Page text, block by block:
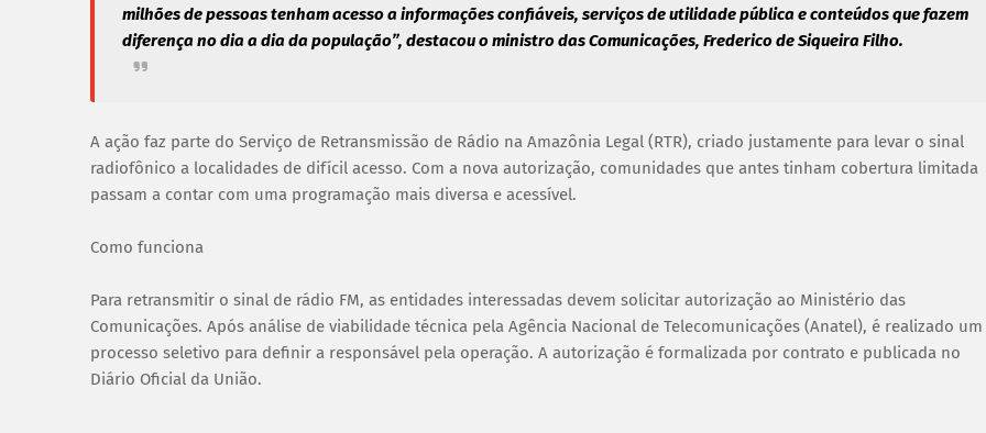
milhões de pessoas tenham acesso a informações confiáveis, serviços de utilidade pública e conteúdos que fazem
diferença no dia a dia da população”, destacou o ministro das Comunicações, Frederico de Siqueira Filho.
A ação faz parte do Serviço de Retransmissão de Rádio na Amazônia Legal (RTR), criado justamente para levar o sinal
radiofônico a localidades de difícil acesso. Com a nova autorização, comunidades que antes tinham cobertura limitada
passam a contar com uma programação mais diversa e acessível.
Como funciona
Para retransmitir o sinal de rádio FM, as entidades interessadas devem solicitar autorização ao Ministério das
Comunicações. Após análise de viabilidade técnica pela Agência Nacional de Telecomunicações (Anatel), é realizado um
processo seletivo para definir a responsável pela operação. A autorização é formalizada por contrato e publicada no
Diário Oficial da União.